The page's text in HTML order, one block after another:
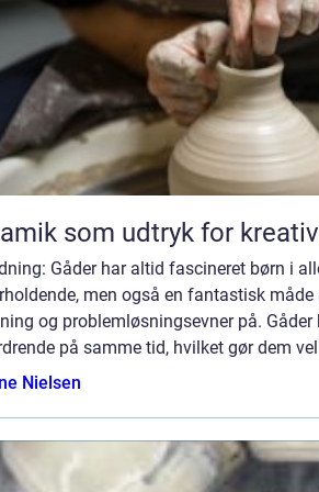
som udtryk for
Gåder har altid fascineret børn i
men også en fantastisk
og problemløsningsevner på.
på samme tid, hvilket gør dem
Nielsen